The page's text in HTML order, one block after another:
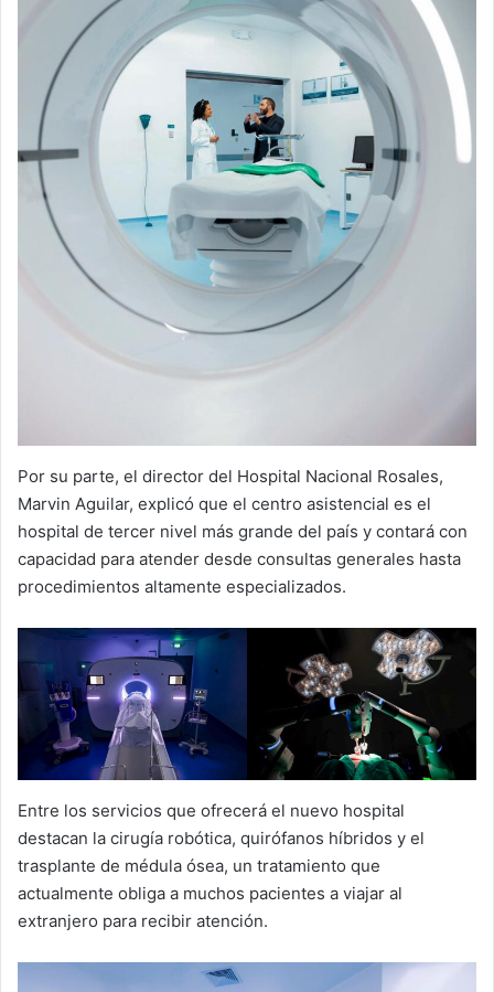
Por su parte, el director del Hospital Nacional Rosales,
Marvin Aguilar, explicó que el centro asistencial es el
hospital de tercer nivel más grande del país y contará con
capacidad para atender desde consultas generales hasta
procedimientos altamente especializados.
Entre los servicios que ofrecerá el nuevo hospital
destacan la cirugía robótica, quirófanos híbridos y el
trasplante de médula ósea, un tratamiento que
actualmente obliga a muchos pacientes a viajar al
extranjero para recibir atención.